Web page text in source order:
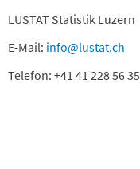
LUSTAT Statistik Luzern
E-Mail: info@lustat.ch
Telefon: +41 41 228 56 35